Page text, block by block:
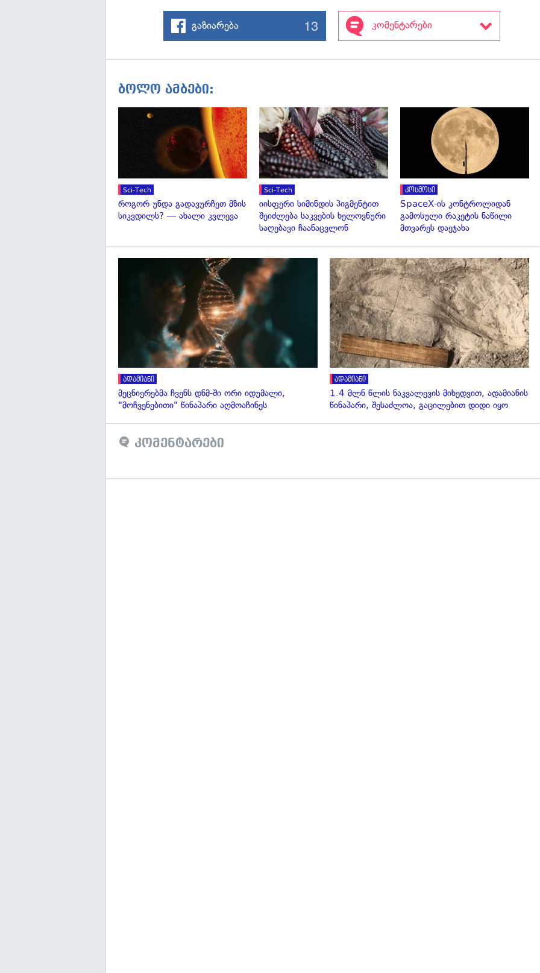
გაზიარება 13 კომენტარები
ბოლო ამბები:
გადახედვა
Sci-Tech
როგორ უნდა გადავურჩეთ მზის
სიკვდილს? — ახალი კვლევა
გადახედვა
Sci-Tech
იისფერი სიმინდის პიგმენტით
შეიძლება საკვების ხელოვნური
საღებავი ჩაანაცვლონ
კოსმოსი
SpaceX-ის კონტროლიდან
გამოსული რაკეტის ნაწილი
მთვარეს დაეჯახა
გადახედვა
ადამიანი
მეცნიერებმა ჩვენს დნმ-ში ორი იდუმალი,
"მოჩვენებითი" წინაპარი აღმოაჩინეს
ადამიანი
1.4 მლნ წლის ნაკვალევის მიხედვით, ადამიანის
წინაპარი, შესაძლოა, გაცილებით დიდი იყო
კომენტარები